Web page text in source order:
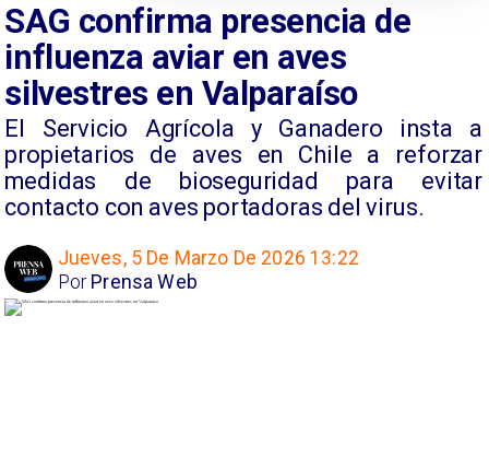
SAG confirma presencia de
influenza aviar en aves
silvestres en Valparaíso
El Servicio Agrícola y Ganadero insta a
propietarios de aves en Chile a reforzar
medidas de bioseguridad para evitar
contacto con aves portadoras del virus.
Jueves, 5 De Marzo De 2026 13:22
Prensa Web
Por